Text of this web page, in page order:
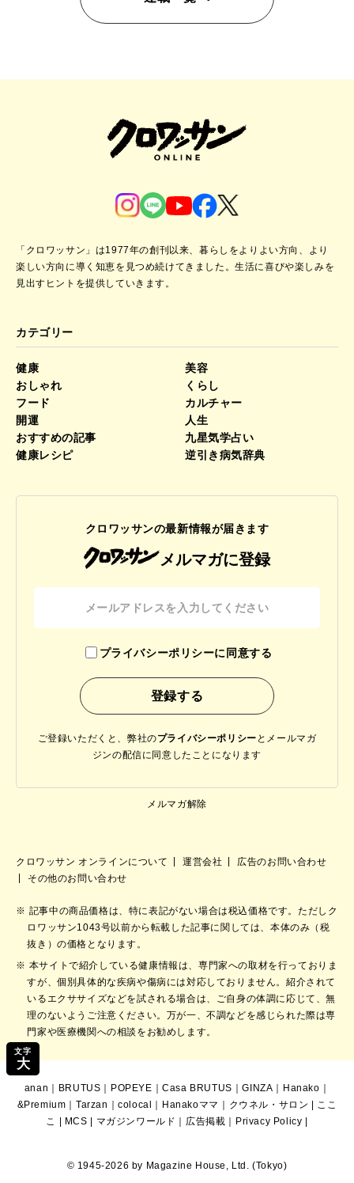
文字
大
「クロワッサン」は1977年の創刊以来、暮らしをよりよい方向、より
楽しい方向に導く知恵を見つめ続けてきました。生活に喜びや楽しみを
見出すヒントを提供していきます。
カテゴリー
健康
美容
おしゃれ
くらし
フード
カルチャー
開運
人生
おすすめの記事
九星気学占い
健康レシピ
逆引き病気辞典
クロワッサンの最新情報が届きます
メルマガに登録
プライバシーポリシーに同意する
ご登録いただくと、弊社のプライバシーポリシー と メールマガ
ジンの配信に同意したことになります
メルマガ解除
クロワッサン オンラインについて 運営会社
広告のお問い合わせ
その他のお問い合わせ
記事中の商品価格は、特に表記がない場合は税込価格です。ただしク
ロワッサン1043号以前から転載した記事に関しては、本体のみ（税
抜き）の価格となります。
本サイトで紹介している健康情報は、専門家への取材を行っておりま
すが、個別具体的な疾病や傷病には対応しておりません。紹介されて
いるエクササイズなどを試される場合は、ご自身の体調に応じて、無
理のないようご注意ください。万が一、不調などを感じられた際は専
門家や医療機関への相談をお勧めします。
anan BRUTUS POPEYE ｜Casa BRUTUS ｜GINZA Hanako
&Premium ｜Tarzan ｜colocal Hanakoママ クウネル・サロン
ここ
こ
MCS マガジンワールド 広告掲載 Privacy Policy
© 1945-2026 by Magazine House, Ltd. (Tokyo)